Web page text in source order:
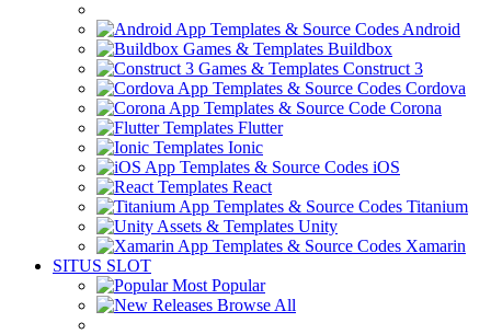
Android
Buildbox
Construct 3
Cordova
Corona
Flutter
Ionic
iOS
React
Titanium
Unity
Xamarin
SITUS SLOT
Most Popular
Browse All